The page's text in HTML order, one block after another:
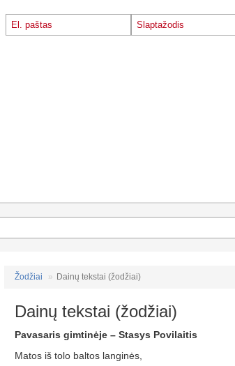
Žodžiai Dainų tekstai (žodžiai)
Dainų tekstai (žodžiai)
Pavasaris gimtinėje – Stasys Povilaitis
Matos iš tolo baltos langinės,